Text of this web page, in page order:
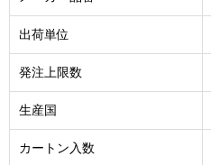
出荷単位
発注上限数
生産国
カートン入数